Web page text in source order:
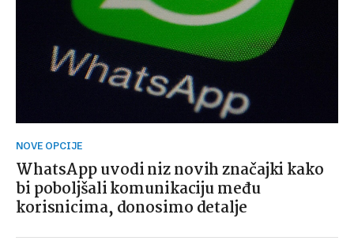
NOVE OPCIJE
WhatsApp uvodi niz novih značajki kako
bi poboljšali komunikaciju među
korisnicima, donosimo detalje